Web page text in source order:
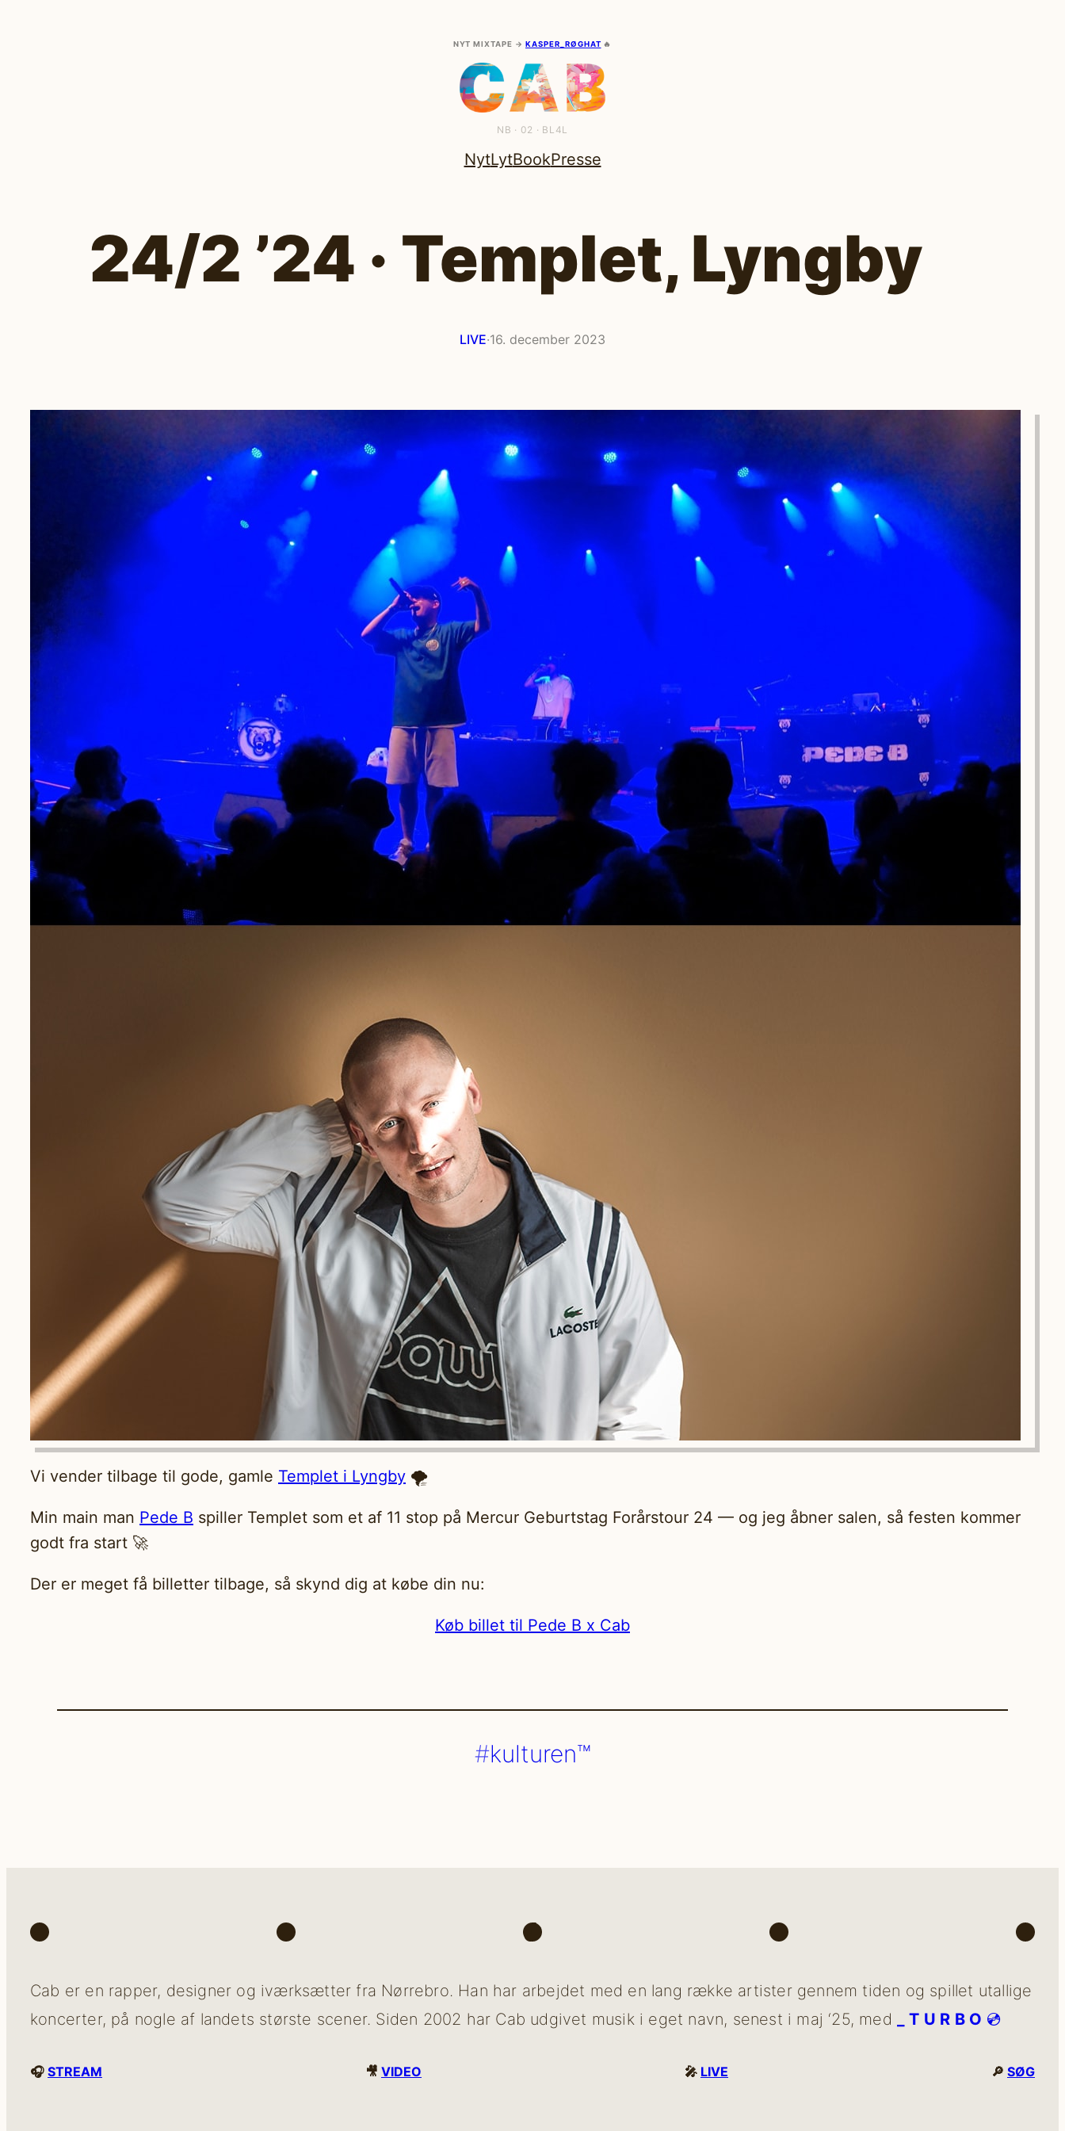
NYT MIXTAPE →KASPER_RØGHAT 🔥
NB · 02 · BL4L
NytLytBookPresse
24/2 ’24 · Templet, Lyngby
LIVE·16. december 2023
Vi vender tilbage til gode, gamle Templet i Lyngby 🌪️
Min main man Pede B spiller Templet som et af 11 stop på Mercur Geburtstag Forårstour 24 — og jeg åbner salen, så festen kommer
godt fra start 🚀
Der er meget få billetter tilbage, så skynd dig at købe din nu:
Køb billet til Pede B x Cab
kulturen™
Spotify Instagram TikTok Facebook
Cab er en rapper, designer og iværksætter fra Nørrebro. Han har arbejdet med en lang række artister gennem tiden og spillet utallige
koncerter, på nogle af landets største scener. Siden 2002 har Cab udgivet musik i eget navn, senest i maj ‘25, med
_ T U R B O 💿
🎧 STREAM 🎥 VIDEO 🎤 LIVE 🔎 SØG